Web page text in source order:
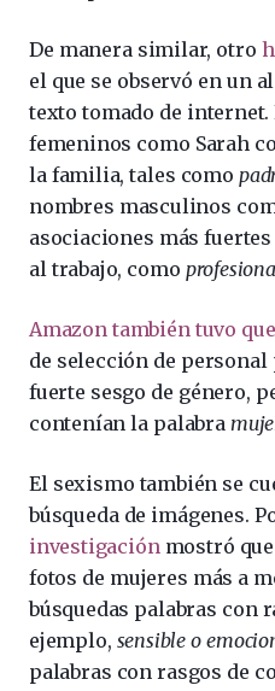
De manera similar, otro
el que se observó en un
texto tomado de internet.
femeninos como Sarah
la familia, tales como
nombres masculinos
asociaciones más
al trabajo, como
Amazon también tuvo
de selección de
fuerte sesgo de género,
contenían la palabra
El sexismo también se
búsqueda de imágenes.
investigaciónmostró
fotos de mujeres más a
búsquedas palabras con
ejemplo, sensible o
palabras con rasgos de